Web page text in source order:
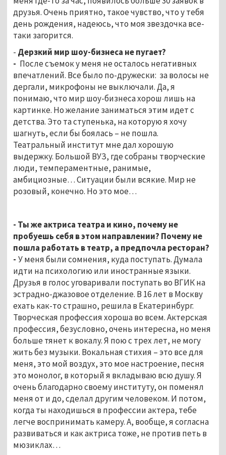
друзья. Очень приятно, такое чувство, что у тебя
день рождения, надеюсь, что моя звездочка все-
таки загорится.
- Дерзкий мир шоу-бизнеса не пугает?
- После съемок у меня не осталось негативных
впечатлений. Все было по-дружески: за волосы не
дергали, микрофоны не выключали. Да, я
понимаю, что мир шоу-бизнеса хорош лишь на
картинке. Но желание заниматься этим идет с
детства. Это та ступенька, на которую я хочу
шагнуть, если бы боялась – не пошла.
Театральный институт мне дал хорошую
выдержку. Большой ВУЗ, где собраны творческие
люди, темпераментные, ранимые,
амбициозные… Ситуации были всякие. Мир не
розовый, конечно. Но это мое…
- Ты же актриса театра и кино, почему не
пробуешь себя в этом направлении? Почему не
пошла работать в театр, а предпочла ресторан?
- У меня были сомнения, куда поступать. Думала
идти на психологию или иностранные языки.
Друзья в голос уговаривали поступать во ВГИК на
эстрадно-джазовое отделение. В 16 лет в Москву
ехать как-то страшно, решила в Екатеринбург.
Творческая профессия хороша во всем. Актерская
профессия, безусловно, очень интересна, но меня
больше тянет к вокалу. Я пою с трех лет, не могу
жить без музыки. Вокальная стихия – это все для
меня, это мой воздух, это мое настроение, песня
это монолог, в который я вкладываю всю душу. Я
очень благодарно своему институту, он поменял
меня от и до, сделал другим человеком. И потом,
когда ты находишься в профессии актера, тебе
легче воспринимать камеру. А, вообще, я согласна
развиваться и как актриса тоже, не против петь в
мюзиклах…